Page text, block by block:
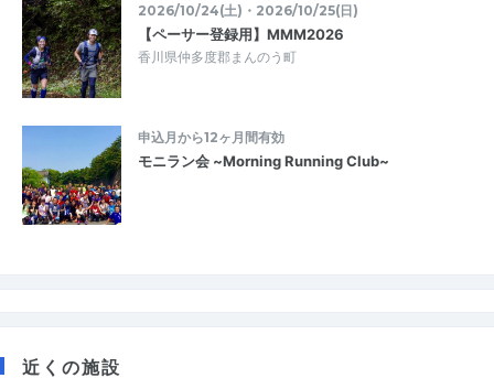
2026/10/24(土)・2026/10/25(日)
【ペーサー登録用】MMM2026
香川県仲多度郡まんのう町
申込月から12ヶ月間有効
モニラン会 ~Morning Running Club~
近くの施設